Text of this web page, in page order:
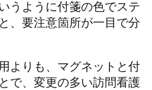
うように付箋の色でステ
、要注意箇所が一目で分
よりも、マグネットと付
で、変更の多い訪問看護